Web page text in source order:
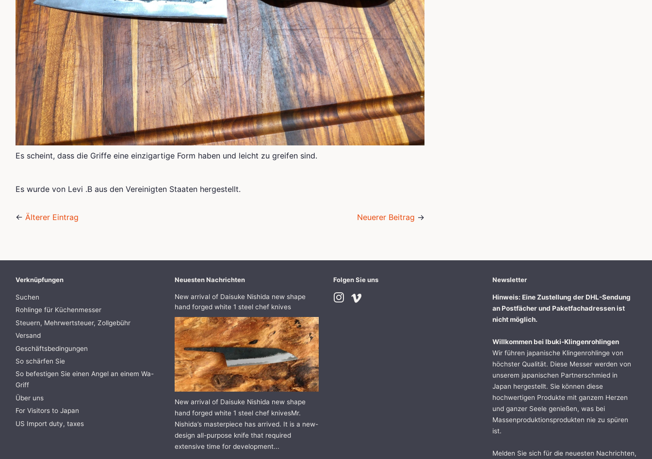
Es scheint, dass die Griffe eine einzigartige Form haben und leicht zu greifen sind.
Es wurde von Levi .B aus den Vereinigten Staaten hergestellt.
← Älterer Eintrag Neuerer Beitrag →
Verknüpfungen
Suchen
Rohlinge für Küchenmesser
Steuern, Mehrwertsteuer, Zollgebühr
Versand
Geschäftsbedingungen
So schärfen Sie
So befestigen Sie einen Angel an einem Wa-
Griff
Über uns
For Visitors to Japan
US Import duty, taxes
Neuesten Nachrichten
New arrival of Daisuke Nishida new shape
hand forged white 1 steel chef knives
New arrival of Daisuke Nishida new shape
hand forged white 1 steel chef knivesMr.
Nishida’s masterpiece has arrived. It is a new-
design all-purpose knife that required
extensive time for development...
Folgen Sie uns
Instagram
Newsletter
Hinweis: Eine Zustellung der DHL-Sendung
an Postfächer und Paketfachadressen ist
nicht möglich.
Willkommen bei Ibuki-Klingenrohlingen
Wir führen japanische Klingenrohlinge von
höchster Qualität. Diese Messer werden von
unserem japanischen Partnerschmied in
Japan hergestellt. Sie können diese
hochwertigen Produkte mit ganzem Herzen
und ganzer Seele genießen, was bei
Massenproduktionsprodukten nie zu spüren
ist.
Melden Sie sich für die neuesten Nachrichten,